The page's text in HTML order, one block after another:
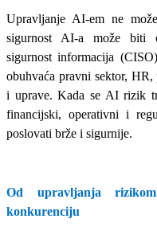
Upravljanje AI‑em ne
sigurnost AI‑a može biti
sigurnost informacija (CISO)
obuhvaća pravni sektor,
i uprave. Kada se AI rizik
financijski, operativni i
poslovati brže i sigurnije.
Od upravljanja
konkurenciju